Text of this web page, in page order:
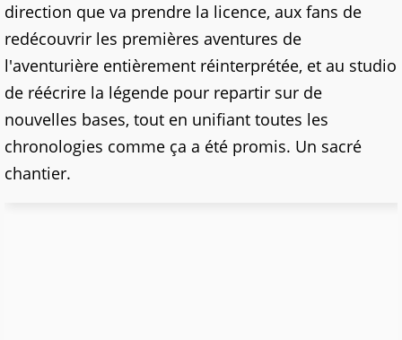
direction que va prendre la licence, aux fans de
redécouvrir les premières aventures de
l'aventurière entièrement réinterprétée, et au studio
de réécrire la légende pour repartir sur de
nouvelles bases, tout en unifiant toutes les
chronologies comme ça a été promis. Un sacré
chantier.